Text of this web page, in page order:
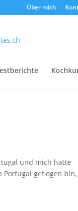
Über mich
und mich hatte
Portugal geflogen bin,